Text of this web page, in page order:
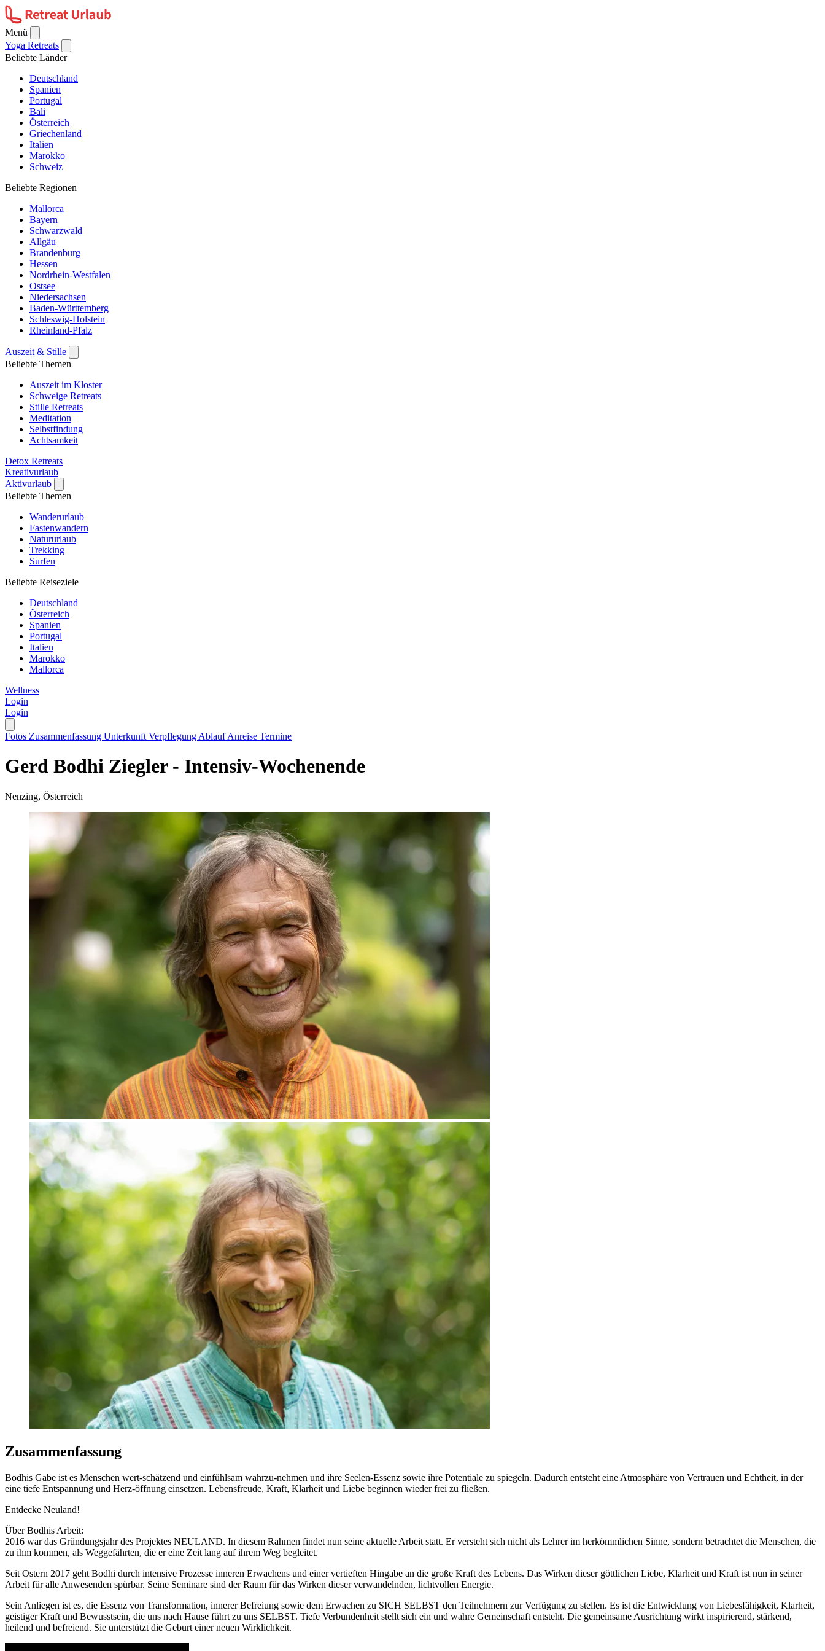
Menü
Yoga Retreats
Beliebte Länder
Deutschland
Spanien
Portugal
Bali
Österreich
Griechenland
Italien
Marokko
Schweiz
Beliebte Regionen
Mallorca
Bayern
Schwarzwald
Allgäu
Brandenburg
Hessen
Nordrhein-Westfalen
Ostsee
Niedersachsen
Baden-Württemberg
Schleswig-Holstein
Rheinland-Pfalz
Auszeit & Stille
Beliebte Themen
Auszeit im Kloster
Schweige Retreats
Stille Retreats
Meditation
Selbstfindung
Achtsamkeit
Detox Retreats
Kreativurlaub
Aktivurlaub
Beliebte Themen
Wanderurlaub
Fastenwandern
Natururlaub
Trekking
Surfen
Beliebte Reiseziele
Deutschland
Österreich
Spanien
Portugal
Italien
Marokko
Mallorca
Wellness
Login
Login
Fotos Zusammenfassung Unterkunft Verpflegung AblaufAnreise Termine
Gerd Bodhi Ziegler - Intensiv-Wochenende
Nenzing, Österreich
Zusammenfassung
Bodhis Gabe ist es Menschen wert-schätzend und einfühlsam wahrzu-nehmen und ihre Seelen-Essenz sowie ihre Potentiale zu spiegeln. Dadurch entsteht eine Atmosphäre von Vertrauen und Echtheit, in der
eine tiefe Entspannung und Herz-öffnung einsetzen. Lebensfreude, Kraft, Klarheit und Liebe beginnen wieder frei zu fließen.
Entdecke Neuland!
Über Bodhis Arbeit:
2016 war das Gründungsjahr des Projektes NEULAND. In diesem Rahmen findet nun seine aktuelle Arbeit statt. Er versteht sich nicht als Lehrer im herkömmlichen Sinne, sondern betrachtet die Menschen, die
zu ihm kommen, als Weggefährten, die er eine Zeit lang auf ihrem Weg begleitet.
Seit Ostern 2017 geht Bodhi durch intensive Prozesse inneren Erwachens und einer vertieften Hingabe an die große Kraft des Lebens. Das Wirken dieser göttlichen Liebe, Klarheit und Kraft ist nun in seiner
Arbeit für alle Anwesenden spürbar. Seine Seminare sind der Raum für das Wirken dieser verwandelnden, lichtvollen Energie.
Sein Anliegen ist es, die Essenz von Transformation, innerer Befreiung sowie dem Erwachen zu SICH SELBST den Teilnehmern zur Verfügung zu stellen. Es ist die Entwicklung von Liebesfähigkeit, Klarheit,
geistiger Kraft und Bewusstsein, die uns nach Hause führt zu uns SELBST. Tiefe Verbundenheit stellt sich ein und wahre Gemeinschaft entsteht. Die gemeinsame Ausrichtung wirkt inspirierend, stärkend,
heilend und befreiend. Sie unterstützt die Geburt einer neuen Wirklichkeit.